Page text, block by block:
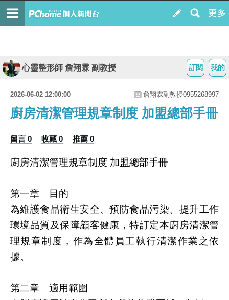
我的
訂閱
心靈整形師 詹翔霖 副教授
2026-06-02 12:00:00 詹翔霖副教授0955268997
廚房清潔管理規章制度 加盟總部手冊
留言 0 收藏 0 推薦 0
廚房清潔管理規章制度 加盟總部手冊
第一章 目的
為維護食品衛生安全、預防食品污染、提升工作
環境品質及保障顧客健康，特訂定本廚房清潔管
理規章制度，作為全體員工執行清潔作業之依
據。
第二章 適用範圍